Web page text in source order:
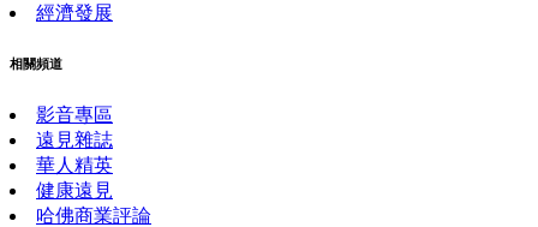
經濟發展
相關頻道
影音專區
遠見雜誌
華人精英
健康遠見
哈佛商業評論